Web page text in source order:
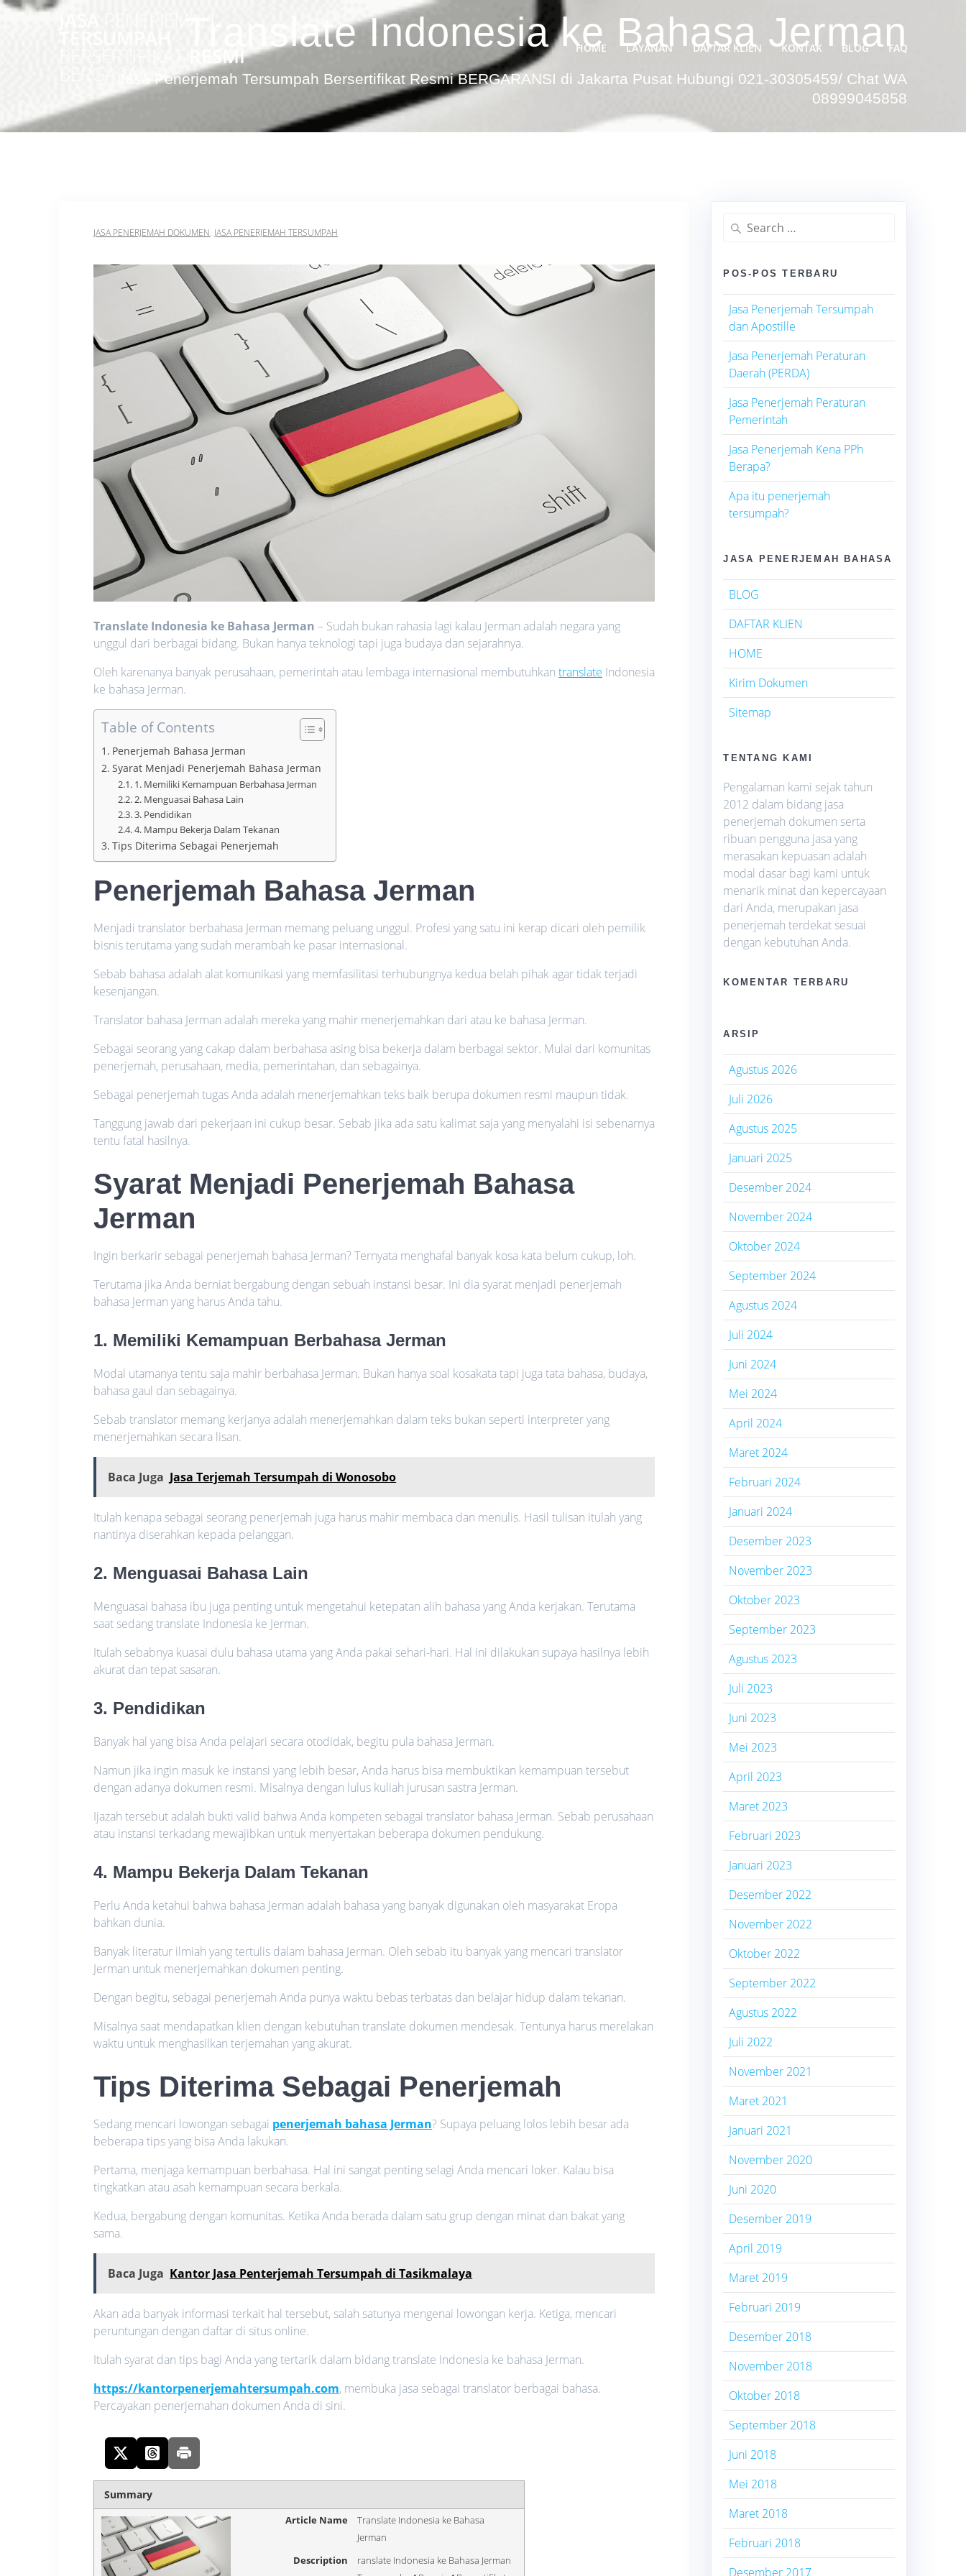
Skip
RESMI
BERGARANSI
HOME LAYANAN DAFTAR KLIEN KONTAK BLOG FAQ
Translate Indonesia ke Bahasa Jerman
Jasa Penerjemah Tersumpah Bersertifikat Resmi BERGARANSI di Jakarta Pusat Hubungi 021-30305459/ Chat WA
08999045858
JASA PENERJEMAH DOKUMEN, JASA PENERJEMAH TERSUMPAH
Translate Indonesia ke Bahasa Jerman – Sudah bukan rahasia lagi kalau Jerman adalah negara yang
unggul dari berbagai bidang. Bukan hanya teknologi tapi juga budaya dan sejarahnya.
Oleh karenanya banyak perusahaan, pemerintah atau lembaga internasional membutuhkantranslate Indonesia
ke bahasa Jerman.
Table of Contents
Penerjemah Bahasa Jerman
Syarat Menjadi Penerjemah Bahasa Jerman
1. Memiliki Kemampuan Berbahasa Jerman
2. Menguasai Bahasa Lain
3. Pendidikan
4. Mampu Bekerja Dalam Tekanan
Tips Diterima Sebagai Penerjemah
Penerjemah Bahasa Jerman
Menjadi translator berbahasa Jerman memang peluang unggul. Profesi yang satu ini kerap dicari oleh pemilik
bisnis terutama yang sudah merambah ke pasar internasional.
Sebab bahasa adalah alat komunikasi yang memfasilitasi terhubungnya kedua belah pihak agar tidak terjadi
kesenjangan.
Translator bahasa Jerman adalah mereka yang mahir menerjemahkan dari atau ke bahasa Jerman.
Sebagai seorang yang cakap dalam berbahasa asing bisa bekerja dalam berbagai sektor. Mulai dari komunitas
penerjemah, perusahaan, media, pemerintahan, dan sebagainya.
Sebagai penerjemah tugas Anda adalah menerjemahkan teks baik berupa dokumen resmi maupun tidak.
Tanggung jawab dari pekerjaan ini cukup besar. Sebab jika ada satu kalimat saja yang menyalahi isi sebenarnya
tentu fatal hasilnya.
Syarat Menjadi Penerjemah Bahasa
Jerman
Ingin berkarir sebagai penerjemah bahasa Jerman? Ternyata menghafal banyak kosa kata belum cukup, loh.
Terutama jika Anda berniat bergabung dengan sebuah instansi besar. Ini dia syarat menjadi penerjemah
bahasa Jerman yang harus Anda tahu.
1. Memiliki Kemampuan Berbahasa Jerman
Modal utamanya tentu saja mahir berbahasa Jerman. Bukan hanya soal kosakata tapi juga tata bahasa, budaya,
bahasa gaul dan sebagainya.
Sebab translator memang kerjanya adalah menerjemahkan dalam teks bukan seperti interpreter yang
menerjemahkan secara lisan.
Baca Juga Jasa Terjemah Tersumpah di Wonosobo
Itulah kenapa sebagai seorang penerjemah juga harus mahir membaca dan menulis. Hasil tulisan itulah yang
nantinya diserahkan kepada pelanggan.
2. Menguasai Bahasa Lain
Menguasai bahasa ibu juga penting untuk mengetahui ketepatan alih bahasa yang Anda kerjakan. Terutama
saat sedang translate Indonesia ke Jerman.
Itulah sebabnya kuasai dulu bahasa utama yang Anda pakai sehari-hari. Hal ini dilakukan supaya hasilnya lebih
akurat dan tepat sasaran.
3. Pendidikan
Banyak hal yang bisa Anda pelajari secara otodidak, begitu pula bahasa Jerman.
Namun jika ingin masuk ke instansi yang lebih besar, Anda harus bisa membuktikan kemampuan tersebut
dengan adanya dokumen resmi. Misalnya dengan lulus kuliah jurusan sastra Jerman.
Ijazah tersebut adalah bukti valid bahwa Anda kompeten sebagai translator bahasa Jerman. Sebab perusahaan
atau instansi terkadang mewajibkan untuk menyertakan beberapa dokumen pendukung.
4. Mampu Bekerja Dalam Tekanan
Perlu Anda ketahui bahwa bahasa Jerman adalah bahasa yang banyak digunakan oleh masyarakat Eropa
bahkan dunia.
Banyak literatur ilmiah yang tertulis dalam bahasa Jerman. Oleh sebab itu banyak yang mencari translator
Jerman untuk menerjemahkan dokumen penting.
Dengan begitu, sebagai penerjemah Anda punya waktu bebas terbatas dan belajar hidup dalam tekanan.
Misalnya saat mendapatkan klien dengan kebutuhan translate dokumen mendesak. Tentunya harus merelakan
waktu untuk menghasilkan terjemahan yang akurat.
Tips Diterima Sebagai Penerjemah
Sedang mencari lowongan sebagai penerjemah bahasa Jerman? Supaya peluang lolos lebih besar ada
beberapa tips yang bisa Anda lakukan.
Pertama, menjaga kemampuan berbahasa. Hal ini sangat penting selagi Anda mencari loker. Kalau bisa
tingkatkan atau asah kemampuan secara berkala.
Kedua, bergabung dengan komunitas. Ketika Anda berada dalam satu grup dengan minat dan bakat yang
sama.
Baca Juga Kantor Jasa Penterjemah Tersumpah di Tasikmalaya
Akan ada banyak informasi terkait hal tersebut, salah satunya mengenai lowongan kerja. Ketiga, mencari
peruntungan dengan daftar di situs online.
Itulah syarat dan tips bagi Anda yang tertarik dalam bidang translate Indonesia ke bahasa Jerman.
https://kantorpenerjemahtersumpah.com, membuka jasa sebagai translator berbagai bahasa.
Percayakan penerjemahan dokumen Anda di sini.
Summary
Article Name
Translate Indonesia ke Bahasa
Jerman
Description
ranslate Indonesia ke Bahasa Jerman
Search
for:
POS-POS TERBARU
Jasa Penerjemah Tersumpah
dan Apostille
Jasa Penerjemah Peraturan
Daerah (PERDA)
Jasa Penerjemah Peraturan
Pemerintah
Jasa Penerjemah Kena PPh
Berapa?
Apa itu penerjemah
tersumpah?
JASA PENERJEMAH BAHASA
BLOG
DAFTAR KLIEN
HOME
Kirim Dokumen
Sitemap
TENTANG KAMI
Pengalaman kami sejak tahun
2012 dalam bidang jasa
penerjemah dokumen serta
ribuan pengguna jasa yang
merasakan kepuasan adalah
modal dasar bagi kami untuk
menarik minat dan kepercayaan
dari Anda, merupakan jasa
penerjemah terdekat sesuai
dengan kebutuhan Anda.
KOMENTAR TERBARU
ARSIP
Agustus 2026
Juli 2026
Agustus 2025
Januari 2025
Desember 2024
November 2024
Oktober 2024
September 2024
Agustus 2024
Juli 2024
Juni 2024
Mei 2024
April 2024
Maret 2024
Februari 2024
Januari 2024
Desember 2023
November 2023
Oktober 2023
September 2023
Agustus 2023
Juli 2023
Juni 2023
Mei 2023
April 2023
Maret 2023
Februari 2023
Januari 2023
Desember 2022
November 2022
Oktober 2022
September 2022
Agustus 2022
Juli 2022
November 2021
Maret 2021
Januari 2021
November 2020
Juni 2020
Desember 2019
April 2019
Maret 2019
Februari 2019
Desember 2018
November 2018
Oktober 2018
September 2018
Juni 2018
Mei 2018
Maret 2018
Februari 2018
Desember 2017